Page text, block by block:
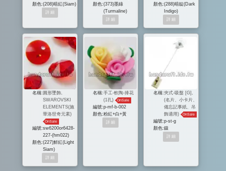
顏色:(208)暗紅(Siam)
顏色:(373)墨綠
(Turmaline)
顏色:(288)暗靛(Dark
Indigo)
名稱: 圓形墜飾,
SWAROVSKI
ELEMENTS(施
華洛世奇元素)
OnSale
編號:sw6200or6428-
227-(hm022)
顏色:(227)鮮紅(Light
Siam)
名稱:手工-軟陶-捧花
(1孔)
OnSale
編號:p-mf-b-002
顏色:粉紅+白+黃
名稱:夾式-吸盤 [G],
(名片、小卡片、
備忘記事紙、吊
飾適用)
OnSale
編號:p-st-g
顏色:鎳